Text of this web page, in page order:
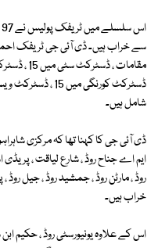
شامل ہیں۔
ڈی آئی جی کا کہنا تھا کہ مرکزی
ایم اے جناح روڈ ، شارع لیاقت ،
روڈ ، مارٹن روڈ ، جمشید روڈ ، جیل روڈ
خراب ہیں۔
اس کے علاوہ یونیورسٹی روڈ ، حکیم